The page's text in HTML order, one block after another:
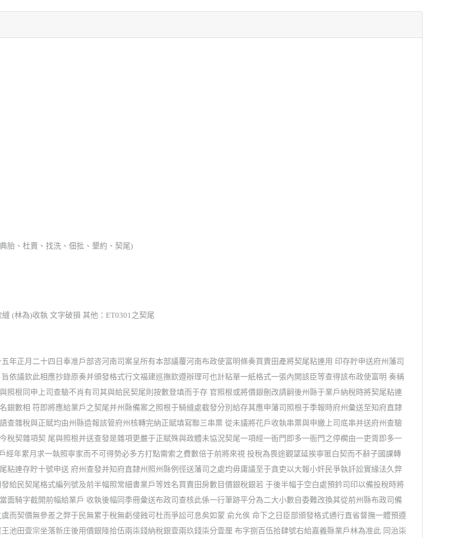
胎、杜賣、找洗、佃批、墾約、契尾)
(林為)收執 文字破損 其他：ET0301之契尾
年正月二十四日奉准戶部咨河南司案呈所有本部議覆河南布政使富明條奏買賣田產將契尾粘連用 印存貯申送府州藩司
依議欽此相應抄錄原奏并頒發格式行文福建巡撫欽遵辦理可也計粘單一紙格式一張內開該臣等查得該布政使富明 奏稱
照根同申上司查驗不肖有司其與給民契尾則按數登填而于存 官照根或將價銀刪改請嗣後州縣于業戶納稅時將契尾粘連
銀數相 符即將應給業戶之契尾并州縣備案之照根于騎縫處截發分別給存其應申藩司照根于季報時府州彙送至知府直隸
查雜稅與正賦均由州縣造報該管府州核轉完納正賦填寫聯三串票 從未議將花戶收執串票與申繳上司底串并送府州查驗
稅契雜項契 尾與照根并送查發是雜項更嚴于正賦殊與政體未協況契尾一項經一衙門即多一衙門之停櫊由一吏胥即多一
經年累月求一執照寧家而不可得勢必多方打點需索之費數倍于前將來視 投稅為畏途觀望延挨寧匿白契而不辭子國課轉
粘連存貯十號申送 府州查發并知府直隸州照州縣例徑送藩司之處均毋庸議至于貪吏以大報小奸民爭執訐訟實緣法久弊
給民契尾格式編列號及前半幅照常細書業戶等姓名買賣田房數目價銀稅銀若 于後半幅于空白處預鈐司印以備投稅時將
面騎字截開前幅給業戶 收執後幅同季冊彙送布政司查核此係一行筆跡平分為二大小數自委難改換其從前州縣布政司備
而契價無參差之弊于民無累于稅無虧侵蝕可杜而爭訟可息矣如蒙 俞允俟 命下之日臣部頒發格式通行直省督撫一體預遵
池田壹宗坐落新庄後用價銀陸拾伍兩柒錢納稅銀壹兩玖錢柒分壹厘 布字捌百伍拾肆號右給嘉義縣業戶林為准此 同治柒